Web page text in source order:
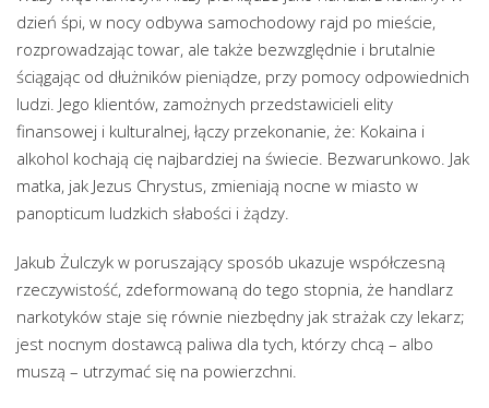
dzień śpi, w nocy odbywa samochodowy rajd po mieście,
rozprowadzając towar, ale także bezwzględnie i brutalnie
ściągając od dłużników pieniądze, przy pomocy odpowiednich
ludzi. Jego klientów, zamożnych przedstawicieli elity
finansowej i kulturalnej, łączy przekonanie, że: Kokaina i
alkohol kochają cię najbardziej na świecie. Bezwarunkowo. Jak
matka, jak Jezus Chrystus, zmieniają nocne w miasto w
panopticum ludzkich słabości i żądzy.
Jakub Żulczyk w poruszający sposób ukazuje współczesną
rzeczywistość, zdeformowaną do tego stopnia, że handlarz
narkotyków staje się równie niezbędny jak strażak czy lekarz;
jest nocnym dostawcą paliwa dla tych, którzy chcą – albo
muszą – utrzymać się na powierzchni.